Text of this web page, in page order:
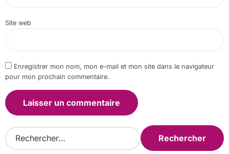
Site web
Enregistrer mon nom, mon e-mail et mon site dans le navigateur
pour mon prochain commentaire.
R
e